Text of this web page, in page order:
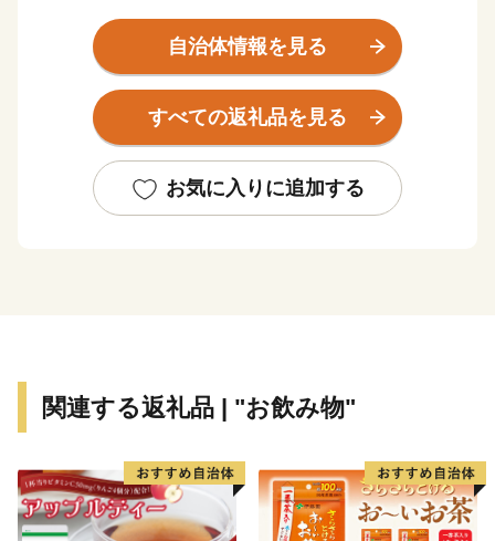
地として多彩な伝統行事や文化を現代に引き継ぐ一方
で、同志社大学・同志社女子大学や多種多様な企業な
ど、最先端の科学技術を誇る関西文化学術研究都市の一
翼を担うまちとして発展し、新旧の文化や知的財産が融
速道路の全線開通によって、高速道路網の結節点となる
本市は、北陸新幹線の新駅設置など、未来に向け大きな
自治体情報を見る
すべての返礼品を見る
お気に入りに追加する
関連する返礼品 | "お飲み物"